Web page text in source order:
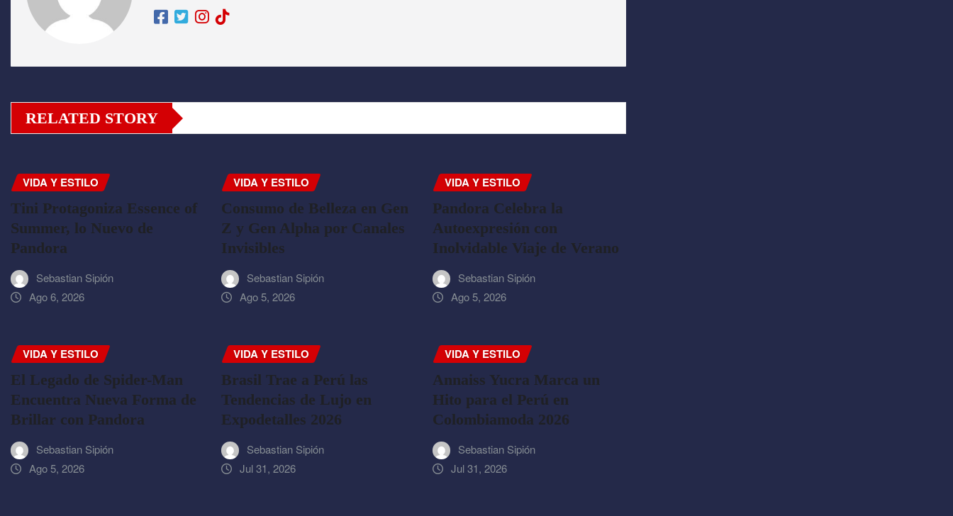
RELATED STORY
VIDA Y ESTILO
Tini Protagoniza Essence of
Summer, lo Nuevo de
Pandora
Sebastian Sipión
Ago 6, 2026
VIDA Y ESTILO
Consumo de Belleza en Gen
Z y Gen Alpha por Canales
Invisibles
Sebastian Sipión
Ago 5, 2026
VIDA Y ESTILO
Pandora Celebra la
Autoexpresión con
Inolvidable Viaje de Verano
Sebastian Sipión
Ago 5, 2026
VIDA Y ESTILO
El Legado de Spider-Man
Encuentra Nueva Forma de
Brillar con Pandora
Sebastian Sipión
Ago 5, 2026
VIDA Y ESTILO
Brasil Trae a Perú las
Tendencias de Lujo en
Expodetalles 2026
Sebastian Sipión
Jul 31, 2026
VIDA Y ESTILO
Annaiss Yucra Marca un
Hito para el Perú en
Colombiamoda 2026
Sebastian Sipión
Jul 31, 2026